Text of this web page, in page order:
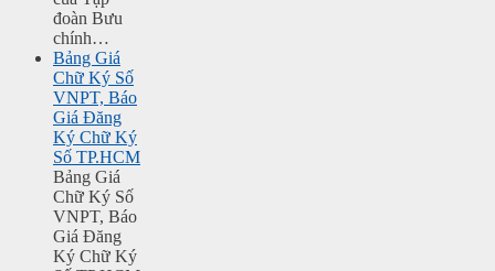
đoàn Bưu
chính…
Bảng Giá
Chữ Ký Số
VNPT, Báo
Giá Đăng
Ký Chữ Ký
Số TP.HCM
Bảng Giá
Chữ Ký Số
VNPT, Báo
Giá Đăng
Ký Chữ Ký